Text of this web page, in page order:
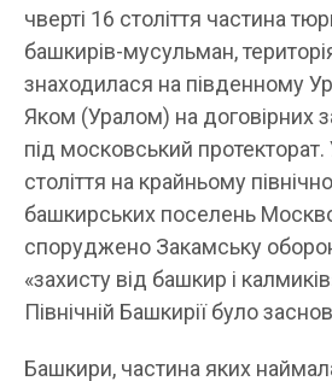
чверті 16 століття частина
башкирів-мусульман,
знаходилася на південному
Яком (Уралом) на договірних
під московський
століття на крайньому
башкирських поселень
споруджено Закамську
«захисту від башкир і
Північній Башкирії було
Башкири, частина яких